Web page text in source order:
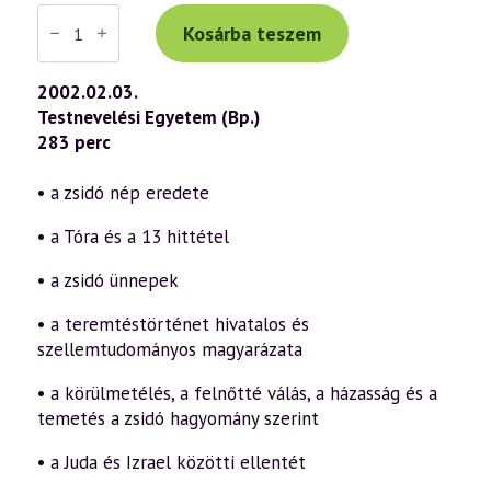
Váradi
Tibor
előadás
(231)
—
Világvallások
a
szellemtudomány
tükrében
rész
(2002.02.03.)
Kosárba teszem
2002.02.03.
Testnevelési Egyetem (Bp.)
283 perc
• a zsidó nép eredete
• a Tóra és a 13 hittétel
• a zsidó ünnepek
• a teremtéstörténet hivatalos és
szellemtudományos magyarázata
• a körülmetélés, a felnőtté válás, a házasság és a
temetés a zsidó hagyomány szerint
• a Juda és Izrael közötti ellentét